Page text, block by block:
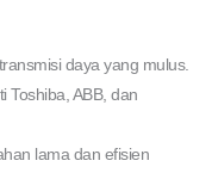
daya yang mulus.
Toshiba, ABB, dan
lama dan efisien